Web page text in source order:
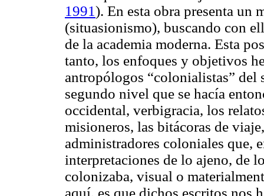
1991). En esta obra presenta un
(situasionismo), buscando con
de la academia moderna. Esta
tanto, los enfoques y objetivos
antropólogos “colonialistas”
segundo nivel que se hacía
occidental, verbigracia, los
misioneros, las bitácoras de
administradores coloniales que,
interpretaciones de lo ajeno, de
colonizaba, visual o